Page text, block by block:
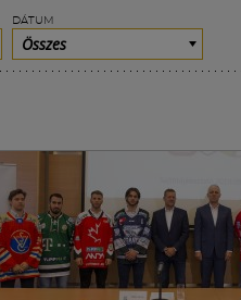
DÁTUM
Összes